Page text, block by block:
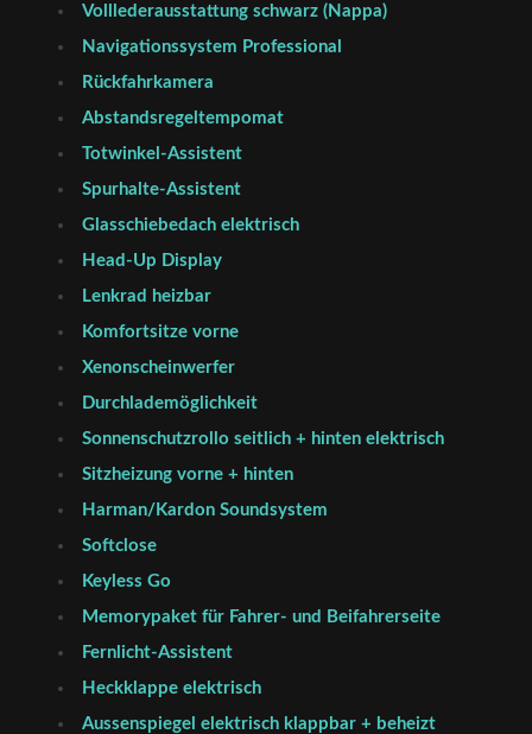
Volllederausstattung schwarz (Nappa)
Navigationssystem Professional
Rückfahrkamera
Abstandsregeltempomat
Totwinkel-Assistent
Spurhalte-Assistent
Glasschiebedach elektrisch
Head-Up Display
Lenkrad heizbar
Komfortsitze vorne
Xenonscheinwerfer
Durchlademöglichkeit
Sonnenschutzrollo seitlich + hinten elektrisch
Sitzheizung vorne + hinten
Harman/Kardon Soundsystem
Softclose
Keyless Go
Memorypaket für Fahrer- und Beifahrerseite
Fernlicht-Assistent
Heckklappe elektrisch
Aussenspiegel elektrisch klappbar + beheizt